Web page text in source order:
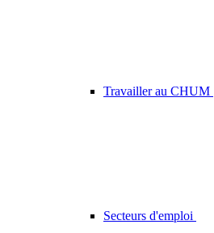
Travailler au CHUM
Secteurs d'emploi